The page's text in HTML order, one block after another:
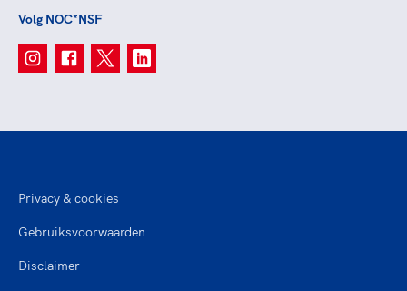
Volg NOC*NSF
Privacy & cookies
Gebruiksvoorwaarden
Disclaimer